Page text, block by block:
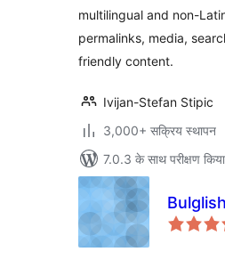
multilingual and non-
permalinks, media,
friendly content.
Ivijan-Stefan Stipic
3,000+ सक्रिय स्थापन
7.0.3 के साथ परीक्षण किया